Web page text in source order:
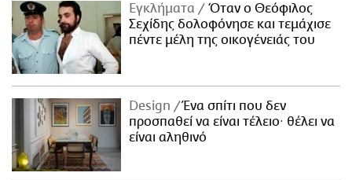
Εγκλήματα
Όταν ο Θεόφιλος
Σεχίδης δολοφόνησε και τεμάχισε
πέντε μέλη της οικογένειάς του
Design
Ένα σπίτι που δεν
προσπαθεί να είναι τέλειο· θέλει να
είναι αληθινό